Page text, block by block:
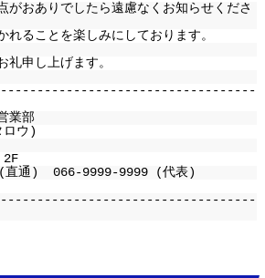
がおありでしたら遠慮なくお知らせくださ
れることを楽しみにしております。
礼申し上げます。
業部
ウ)
直通) 066-9999-9999 (代表)